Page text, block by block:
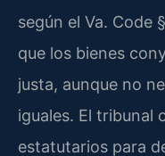
según el Va. Code
que los bienes
justa, aunque no
iguales. El tribunal
estatutarios para